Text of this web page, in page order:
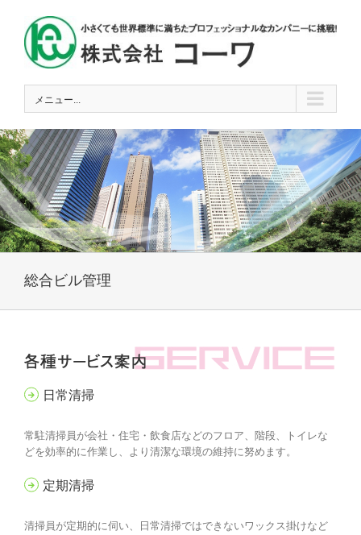
content
メニュー...
総合ビル管理
日常清掃
常駐清掃員が会社・住宅・飲食店などのフロア、階段、トイレな
どを効率的に作業し、より清潔な環境の維持に努めます。
定期清掃
清掃員が定期的に伺い、日常清掃ではできないワックス掛けなど